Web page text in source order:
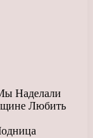
Наделали
Любить